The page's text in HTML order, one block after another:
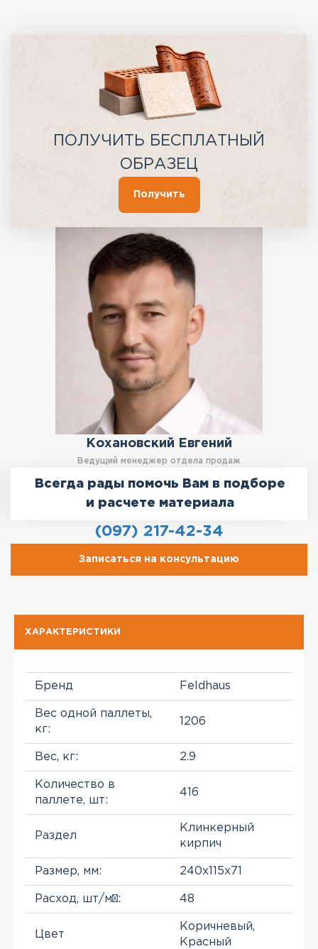
ПОЛУЧИТЬ БЕСПЛАТНЫЙ
ОБРАЗЕЦ
Получить
Кохановский Евгений
Ведущий менеджер отдела продаж
Всегда рады помочь Вам в подборе
и расчете материала
(097) 217-42-34
Записаться на консультацию
ХАРАКТЕРИСТИКИ
Бренд Feldhaus
Вес одной паллеты,
кг:
1206
Вес, кг: 2.9
Количество в
паллете, шт:
416
Раздел
Клинкерный
кирпич
Размер, мм: 240x115x71
Расход, шт/м²: 48
Цвет
Коричневый,
Красный